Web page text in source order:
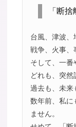
「断
台風、津波、
戦争、火事、
そして、一番
どれも、突然
過去も、未来
数年前、私に
ません。